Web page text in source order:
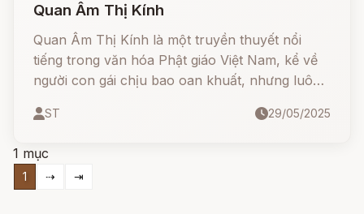
Quan Âm Thị Kính
Quan Âm Thị Kính là một truyền thuyết nổi
tiếng trong văn hóa Phật giáo Việt Nam, kể về
người con gái chịu bao oan khuất, nhưng luôn
khổ tột cùng, nàng viên tịch và được Đức Phật
ST 29/05/2025
1 mục
1 ⇢ ⇥